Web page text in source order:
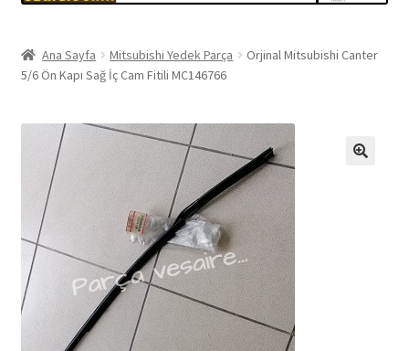
Ana Sayfa Mitsubishi Yedek Parça
Orjinal Mitsubishi Canter
5/6 Ön Kapı Sağ İç Cam Fitili MC146766